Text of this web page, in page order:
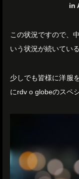
in
この状況ですので、
いう状況が続いてい
少しでも皆様に洋服
にrdv o globeのスペ